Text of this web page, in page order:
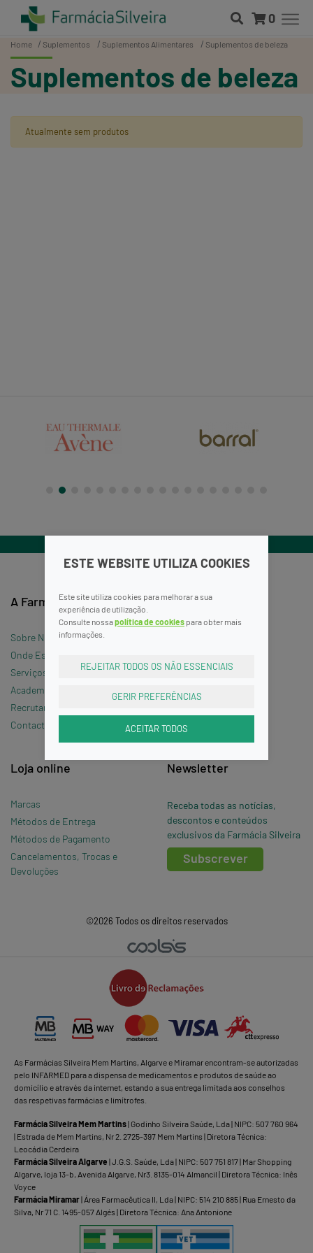
ESTE WEBSITE UTILIZA COOKIES
Este site utiliza cookies para melhorar a sua
experiência de utilização.
Consulte nossapolítica de cookies para obter mais
informações.
REJEITAR TODOS OS NÃO ESSENCIAIS
GERIR PREFERÊNCIAS
ACEITAR TODOS
0
Home Suplementos Suplementos Alimentares Suplementos de beleza
Suplementos de beleza
Atualmente sem produtos
A Farmácia
Sobre Nós
Onde Estamos »
Serviços
Academia Silveira
Recrutamento
Contacte-nos
Informações
Política de Cookies
Perguntas Frequentes
Loja online
Marcas
Métodos de Entrega
Métodos de Pagamento
Cancelamentos, Trocas e
Devoluções
Newsletter
Receba todas as notícias,
descontos e conteúdos
exclusivos da Farmácia Silveira
Subscrever
©2026 Todos os direitos reservados
As Farmácias Silveira Mem Martins, Algarve e Miramar encontram-se autorizadas
pelo INFARMED para a dispensa de medicamentos e produtos de saúde ao
domicílio e através da internet, estando a sua entrega limitada aos conselhos
das respetivas farmácias e limítrofes.
Farmácia Silveira Mem Martins| Godinho Silveira Saúde, Lda | NIPC: 507 760 964
| Estrada de Mem Martins, Nr 2. 2725-397 Mem Martins | Diretora Técnica:
Leocádia Cerdeira
Farmácia Silveira Algarve | J.G.S. Saúde, Lda | NIPC: 507 751 817 | Mar Shopping
Algarve, loja 13-b, Avenida Algarve, Nr3. 8135-014 Almancil | Diretora Técnica: Inês
Voyce
Farmácia Miramar| Área Farmacêutica II, Lda | NIPC: 514 210 885 | Rua Ernesto da
Silva, Nr 71 C. 1495-057 Algés | Diretora Técnica: Ana Antonione